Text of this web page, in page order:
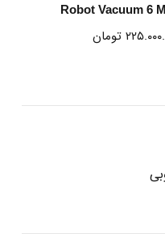
Robot Vacuum 6
تومان